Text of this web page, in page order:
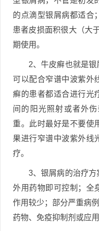
的点滴型银屑病都适合
患者皮损面积很大（大
期使用。
2、牛皮癣也就是银
可以配合窄谱中波紫外
癣的患者都适合进行光
间的阳光照射或者外
重。此时最好是不要使
果进行窄谱中波紫外线
疗。
3、银屑病的治疗方
外用药物即可控制；全
作用较少；部分严重病
药物、免疫抑制剂或应